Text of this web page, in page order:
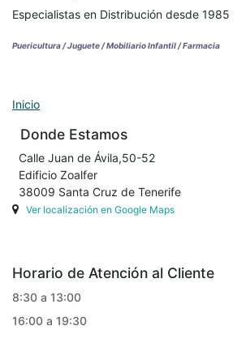
Especialistas en Distribución desde 1985
Puericultura / Juguete / Mobiliario Infantil / Farmacia
Inicio
Donde Estamos
Calle Juan de Ávila,50-52
Edificio Zoalfer
38009 Santa Cruz de Tenerife
Ver localización en Google Maps
Horario de Atención al Cliente
8:30 a 13:00
16:00 a 19:30